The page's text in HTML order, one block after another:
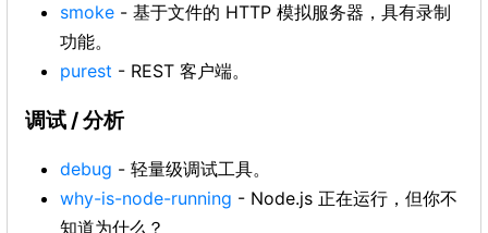
smoke - 基于文件的 HTTP 模拟服务器，具有录制
功能。
purest - REST 客户端。
调试 / 分析
debug - 轻量级调试工具。
why-is-node-running - Node.js 正在运行，但你不
知道为什么？